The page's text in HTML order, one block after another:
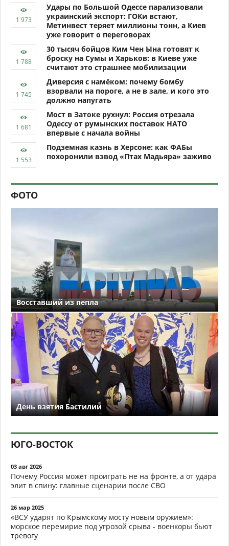
Удары по Большой Одессе парализовали
украинский экспорт: ГОКи встают,
Метинвест теряет миллионы тонн, а Киев
уже говорит о переговорах
30 тысяч бойцов Ким Чен Ына готовят к
броску на Сумы и Харьков: в Киеве уже
считают это страшнее мобилизации
Диверсия с намёком: почему бомбу
взорвали на пороге, а не в зале, и кого это
должно напугать
Мост в Затоке рухнул: Россия отрезала
Одессу от румынских поставок НАТО
впервые с начала войны
Подземная казнь в Херсоне: как ФАБы
похоронили взвод «Птах Мадьяра» заживо
ФОТО
Восставший из пепла
День взятия Бастилии
ЮГО-ВОСТОК
03 авг 2026
Почему Россия может проиграть не на фронте, а от удара
элит в спину: главные сценарии после СВО
26 мар 2025
«ВСУ ударят по Крымскому мосту новым оружием»:
морское перемирие под угрозой срыва - военкоры бьют
тревогу